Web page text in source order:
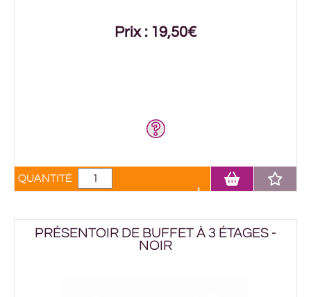
Prix : 19,50€
QUANTITÉ
PRÉSENTOIR DE BUFFET À 3 ÉTAGES -
NOIR